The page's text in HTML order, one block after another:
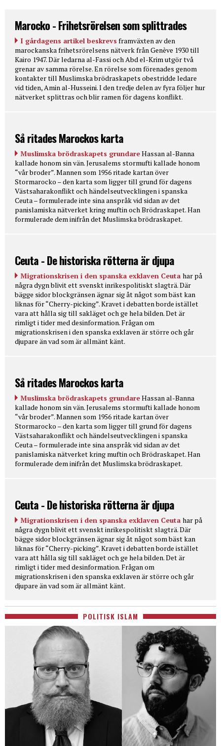
Marocko - Frihetsrörelsen som splittrades
I gårdagens artikel beskrevs framväxten av den
marockanska frihetsrörelsens nätverk från Genève 1930 till
Kairo 1947. Där ledarna al-Fassi och Abd el-Krim utgör två
grenar av samma rörelse. En rörelse som förenades genom
kontakter till Muslimska brödraskapets obestridde ledare
vid tiden, Amin al-Husseini. I den tredje delen av fyra följer hur
nätverket splittras och blir ramen för dagens konflikt.
Så ritades Marockos karta
Muslimska brödraskapets grundareHassan al-Banna
kallade honom sin vän. Jerusalems stormufti kallade honom
“vår broder”. Mannen som 1956 ritade kartan över
Stormarocko – den karta som ligger till grund för dagens
Västsaharakonflikt och händelseutvecklingen i spanska
Ceuta – formulerade inte sina anspråk vid sidan av det
panislamiska nätverket kring muftin och Brödraskapet. Han
formulerade dem inifrån det Muslimska brödraskapet.
Ceuta - De historiska rötterna är djupa
Migrationskrisen i den spanska exklaven Ceuta har på
några dygn blivit ett svenskt inrikespolitiskt slagträ. Där
bägge sidor blockgränsen ägnar sig åt något som bäst kan
liknas för “Cherry-picking”. Kravet i debatten borde istället
vara att hålla sig till sakläget och ge hela bilden. Det är
rimligt i tider med desinformation. Frågan om
migrationskrisen i den spanska exklaven är större och går
djupare än vad som är allmänt känt.
Så ritades Marockos karta
Muslimska brödraskapets grundareHassan al-Banna
kallade honom sin vän. Jerusalems stormufti kallade honom
“vår broder”. Mannen som 1956 ritade kartan över
Stormarocko – den karta som ligger till grund för dagens
Västsaharakonflikt och händelseutvecklingen i spanska
Ceuta – formulerade inte sina anspråk vid sidan av det
panislamiska nätverket kring muftin och Brödraskapet. Han
formulerade dem inifrån det Muslimska brödraskapet.
Ceuta - De historiska rötterna är djupa
Migrationskrisen i den spanska exklaven Ceuta har på
några dygn blivit ett svenskt inrikespolitiskt slagträ. Där
bägge sidor blockgränsen ägnar sig åt något som bäst kan
liknas för “Cherry-picking”. Kravet i debatten borde istället
vara att hålla sig till sakläget och ge hela bilden. Det är
rimligt i tider med desinformation. Frågan om
migrationskrisen i den spanska exklaven är större och går
djupare än vad som är allmänt känt.
POLITISK ISLAM